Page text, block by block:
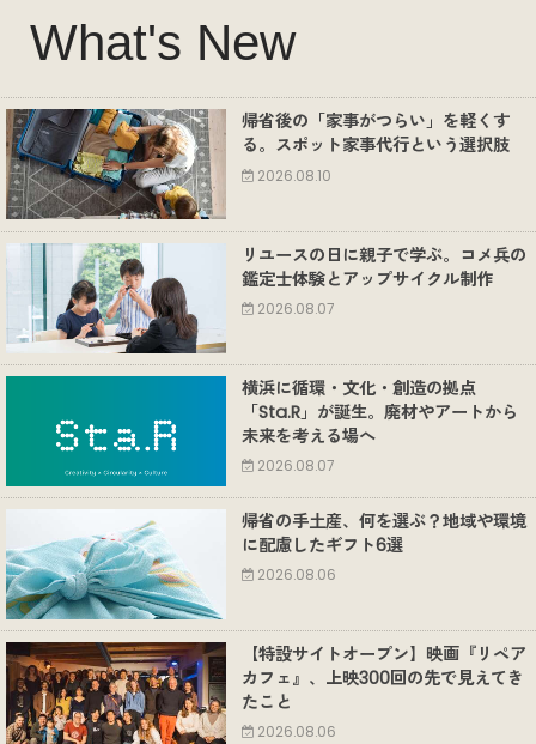
What's New
帰省後の「家事がつらい」を軽くす
る。スポット家事代行という選択肢
2026.08.10
リユースの日に親子で学ぶ。コメ兵の
鑑定士体験とアップサイクル制作
2026.08.07
横浜に循環・文化・創造の拠点
「Sta.R」が誕生。廃材やアートから
未来を考える場へ
2026.08.07
帰省の手土産、何を選ぶ？地域や環境
に配慮したギフト6選
2026.08.06
【特設サイトオープン】映画『リペア
カフェ』、上映300回の先で見えてき
たこと
2026.08.06